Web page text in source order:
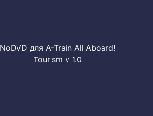
NoDVD для A-Train All Aboard!
Tourism v 1.0